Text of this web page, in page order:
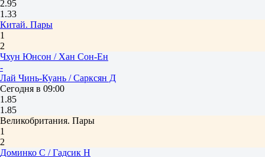
2.95
1.33
Китай. Пары
1
2
Чхун Юнсон / Хан Сон-Ен
-
Лай Чинь-Куань / Сарксян Д
Сегодня в 09:00
1.85
1.85
Великобритания. Пары
1
2
Доминко С / Гадсик Н